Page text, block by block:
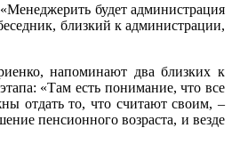
будет администрация
близкий к администрации,
напоминают два близких к
«Там есть понимание, что все
отдать то, что считают своим, –
пенсионного возраста, и везде